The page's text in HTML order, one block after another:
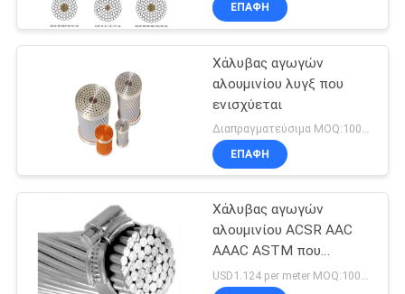
ΕΠΑΦΉ
Χάλυβας αγωγών
αλουμινίου λυγξ που
ενισχύεται
Διαπραγματεύσιμα MOQ:1000M
ΕΠΑΦΉ
Χάλυβας αγωγών
αλουμινίου ACSR AAC
AAAC ASTM που
ενισχύεται
USD1.124 per meter MOQ:1000M